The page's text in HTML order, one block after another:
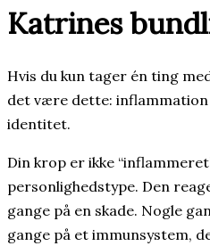
Katrines
Hvis du kun tager én ting
det være dette: inflammation
identitet.
Din krop er ikke
personlighedstype. Den
gange på en skade. Nogle
gange på et immunsystem,